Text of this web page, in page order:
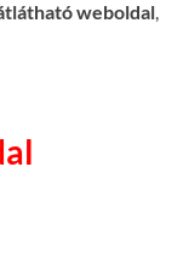
weboldal,